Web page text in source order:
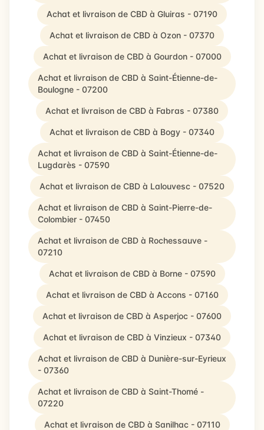
Achat et livraison de CBD à Gluiras - 07190
Achat et livraison de CBD à Ozon - 07370
Achat et livraison de CBD à Gourdon - 07000
Achat et livraison de CBD à Saint-Étienne-de-
Boulogne - 07200
Achat et livraison de CBD à Fabras - 07380
Achat et livraison de CBD à Bogy - 07340
Achat et livraison de CBD à Saint-Étienne-de-
Lugdarès - 07590
Achat et livraison de CBD à Lalouvesc - 07520
Achat et livraison de CBD à Saint-Pierre-de-
Colombier - 07450
Achat et livraison de CBD à Rochessauve -
07210
Achat et livraison de CBD à Borne - 07590
Achat et livraison de CBD à Accons - 07160
Achat et livraison de CBD à Asperjoc - 07600
Achat et livraison de CBD à Vinzieux - 07340
Achat et livraison de CBD à Dunière-sur-Eyrieux
- 07360
Achat et livraison de CBD à Saint-Thomé -
07220
Achat et livraison de CBD à Sanilhac - 07110